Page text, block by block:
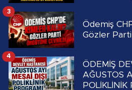
Ödemiş
Gözler
3
ÖDEMİŞ
AĞUSTOS
POLİKLİNİK
4